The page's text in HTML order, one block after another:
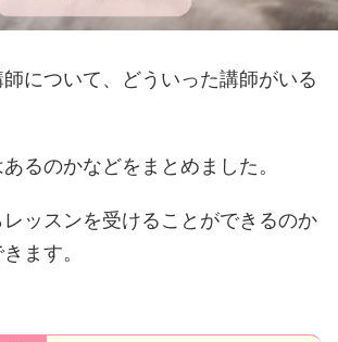
について、どういった講師がいる
るのかなどをまとめました。
ッスンを受けることができるのか
ます。